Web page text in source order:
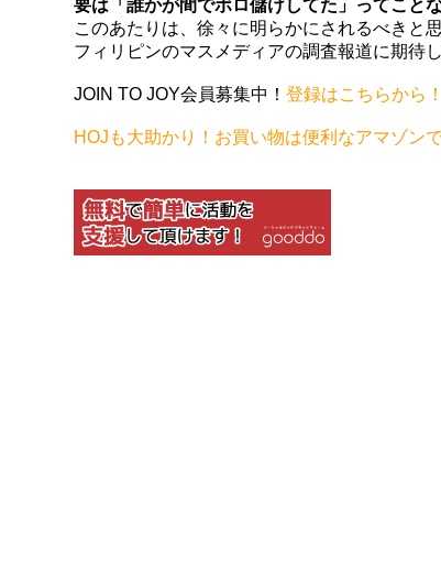
要は「誰かが間でボロ儲けしてた」ってこと
このあたりは、徐々に明らかにされるべきと思
フィリピンのマスメディアの調査報道に期待し
JOIN TO JOY会員募集中！登録はこちらから！
HOJも大助かり！お買い物は便利なアマゾンで